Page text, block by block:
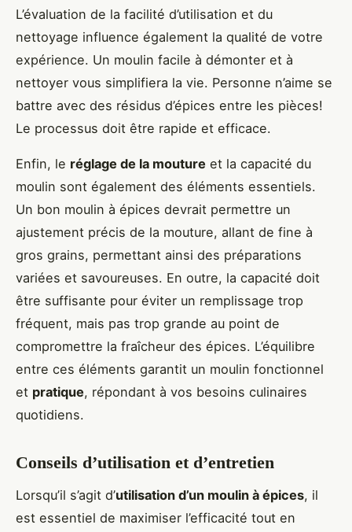
L’évaluation de la facilité d’utilisation et du
nettoyage influence également la qualité de votre
expérience. Un moulin facile à démonter et à
nettoyer vous simplifiera la vie. Personne n’aime se
battre avec des résidus d’épices entre les pièces!
Le processus doit être rapide et efficace.
Enfin, le réglage de la mouture et la capacité du
moulin sont également des éléments essentiels.
Un bon moulin à épices devrait permettre un
ajustement précis de la mouture, allant de fine à
gros grains, permettant ainsi des préparations
variées et savoureuses. En outre, la capacité doit
être suffisante pour éviter un remplissage trop
fréquent, mais pas trop grande au point de
compromettre la fraîcheur des épices. L’équilibre
entre ces éléments garantit un moulin fonctionnel
et pratique, répondant à vos besoins culinaires
quotidiens.
Conseils d’utilisation et d’entretien
Lorsqu’il s’agit d’utilisation d’un moulin à épices, il
est essentiel de maximiser l’efficacité tout en